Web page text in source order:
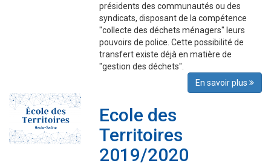
présidents des communautés ou des
syndicats, disposant de la compétence
"collecte des déchets ménagers" leurs
pouvoirs de police. Cette possibilité de
transfert existe déjà en matière de
"gestion des déchets".
En savoir plus
Ecole des
Territoires
2019/2020